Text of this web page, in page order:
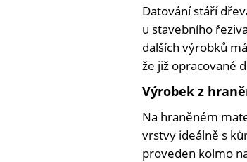
Datování stáří
u stavebního
dalších výrobků
že již opracované
Výrobek z
Na hraněném
vrstvy ideálně s
proveden kolmo